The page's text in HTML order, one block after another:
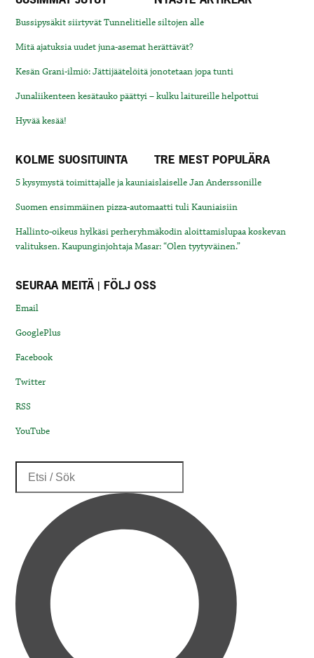
Bussipysäkit siirtyvät Tunnelitielle siltojen alle
Mitä ajatuksia uudet juna-asemat herättävät?
Kesän Grani-ilmiö: Jättijäätelöitä jonotetaan jopa tunti
Junaliikenteen kesätauko päättyi – kulku laitureille helpottui
Hyvää kesää!
KOLME SUOSITUINTA TRE MEST POPULÄRA
5 kysymystä toimittajalle ja kauniaislaiselle Jan Anderssonille
Suomen ensimmäinen pizza-automaatti tuli Kauniaisiin
Hallinto-oikeus hylkäsi perheryhmäkodin aloittamislupaa koskevan
valituksen. Kaupunginjohtaja Masar: “Olen tyytyväinen.”
SEURAA MEITÄ | FÖLJ OSS
Email
GooglePlus
Facebook
Twitter
RSS
YouTube